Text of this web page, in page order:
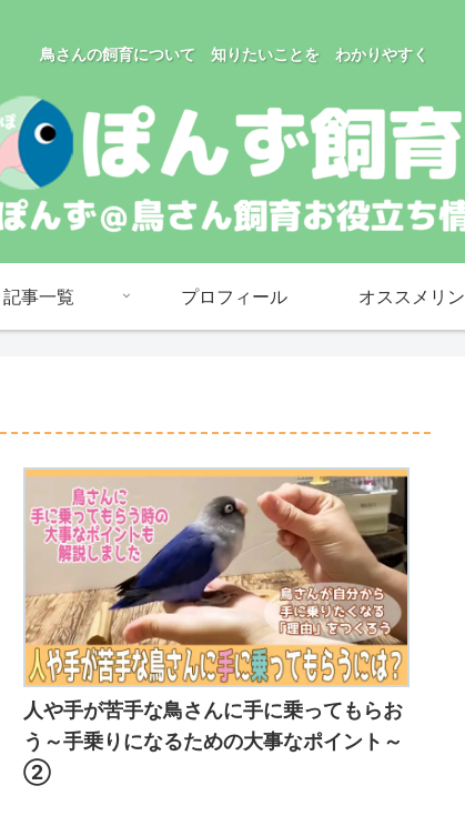
鳥さんの飼育について 知りたいことを わかりやすく
記事一覧 プロフィール オススメリ
人や手が苦手な鳥さんに手に乗ってもらお
う～手乗りになるための大事なポイント～
②